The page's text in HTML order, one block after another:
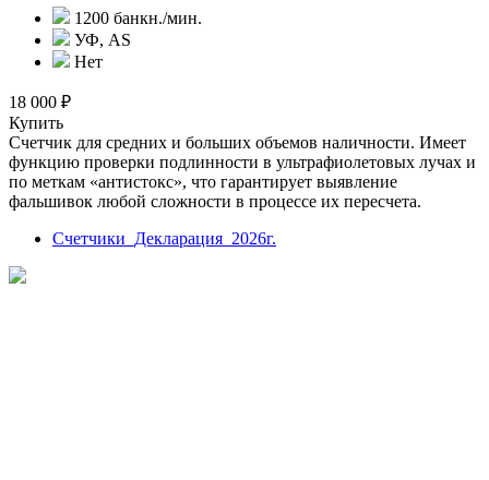
1200 банкн./мин.
УФ, AS
Нет
18 000 ₽
Купить
Счетчик для средних и больших объемов наличности. Имеет
функцию проверки подлинности в ультрафиолетовых лучах и
по меткам «антистокс», что гарантирует выявление
фальшивок любой сложности в процессе их пересчета.
Счетчики_Декларация_2026г.